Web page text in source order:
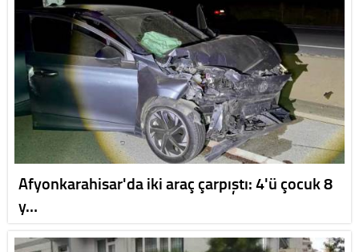
Afyonkarahisar'da iki araç çarpıştı: 4'ü çocuk 8
y…